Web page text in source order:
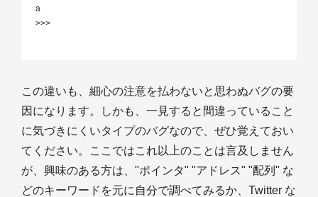
a
>>>
この違いも、細心の注意を払わないと思わぬバグの要
因になります。しかも、一見すると間違っていること
に気づきにくいタイプのバグなので、ぜひ覚えておい
てください。ここではこれ以上のことは言及しません
が、興味のある方は、"ポインタ" "アドレス" "配列" な
どのキーワードを元に自分で調べてみるか、Twitter な